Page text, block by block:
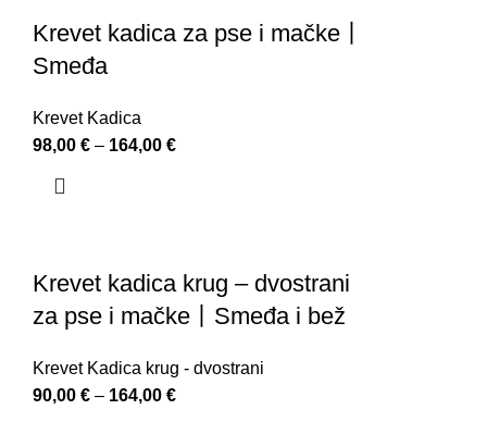
Krevet kadica za pse i mačke丨
Smeđa
Krevet Kadica
98,00 € – 164,00 €
Krevet kadica krug – dvostrani
za pse i mačke丨Smeđa i bež
Krevet Kadica krug - dvostrani
90,00 € – 164,00 €